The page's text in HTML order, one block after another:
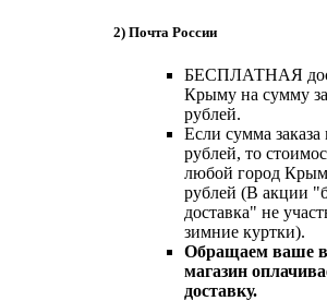
2) Почта России
БЕСПЛАТНАЯ
Крыму на сумму
рублей.
Если сумма заказа
рублей, то
любой город
рублей (В акции
доставка" не
зимние куртки).
Обращаем ваше
магазин
доставку.